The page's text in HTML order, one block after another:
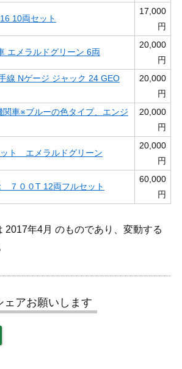
10両セット
17,000
円
エメラルドグリーン 6両
20,000
円
線 Nゲージ ジャック 24 GEO
20,000
円
車※ブルーの色タイプ、エンジ
20,000
円
ト エメラルドグリーン
20,000
円
００T 12両フルセット
60,000
円
2017年4月 のものであり、変動する
ェアお願いします